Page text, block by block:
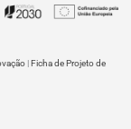
|Ficha de Projeto de